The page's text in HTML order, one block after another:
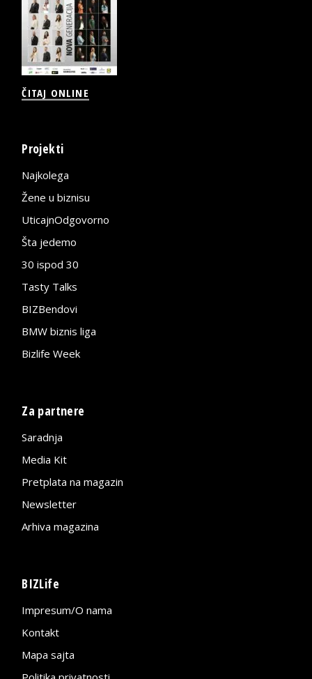
ČITAJ ONLINE
Projekti
Najkolega
Žene u biznisu
UticajnOdgovorno
Šta jedemo
30 ispod 30
Tasty Talks
BIZBendovi
BMW biznis liga
Bizlife Week
Za partnere
Saradnja
Media Kit
Pretplata na magazin
Newsletter
Arhiva magazina
BIZLife
Impresum/O nama
Kontakt
Mapa sajta